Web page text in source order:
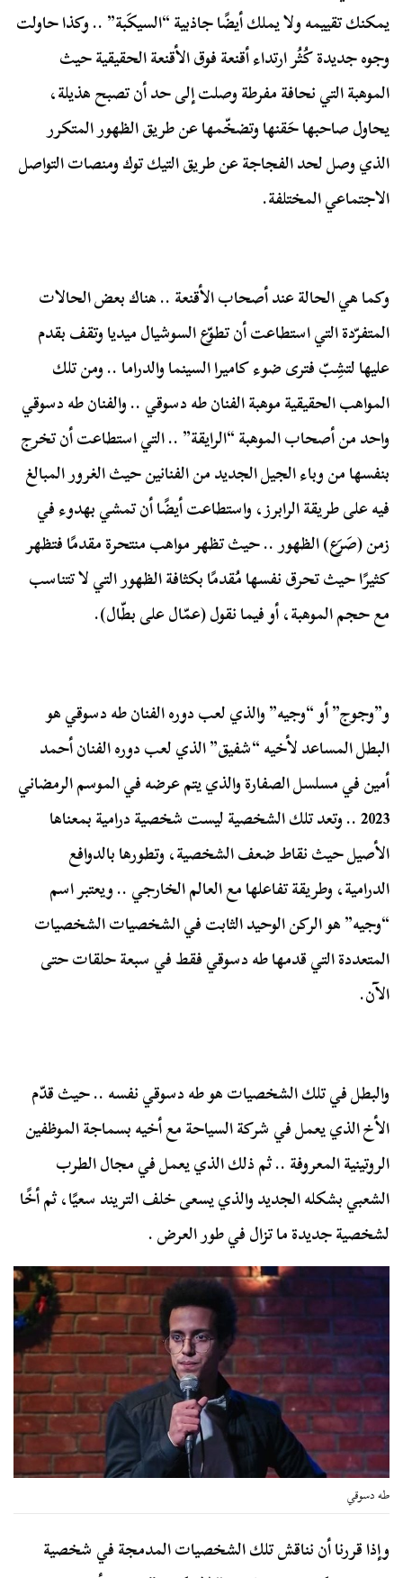
يمكنك تقييمه ولا يملك أيضًا جاذبية “السيكَبة” .. وكذا حاولت
وجوه جديدة كُثُر ارتداء أقنعة فوق الأقنعة الحقيقية حيث
الموهبة التي نحافة مفرطة وصلت إلى حد أن تصبح هذيلة،
يحاول صاحبها حَقنها وتضخّمها عن طريق الظهور المتكرر
الذي وصل لحد الفجاجة عن طريق التيك توك ومنصات التواصل
الاجتماعي المختلفة.
وكما هي الحالة عند أصحاب الأقنعة .. هناك بعض الحالات
المتفرّدة التي استطاعت أن تطوّع السوشيال ميديا وتقف بقدم
عليها لتشِبّ فترى ضوء كاميرا السينما والدراما .. ومن تلك
المواهب الحقيقية موهبة الفنان طه دسوقي .. والفنان طه دسوقي
واحد من أصحاب الموهبة “الرايقة” .. التي استطاعت أن تخرج
بنفسها من وباء الجيل الجديد من الفنانين حيث الغرور المبالغ
فيه على طريقة الرابرز، واستطاعت أيضًا أن تمشي بهدوء في
زمن (صَرَع) الظهور .. حيث تظهر مواهب منتحرة مقدمًا فتظهر
كثيرًا حيث تحرق نفسها مُقدمًا بكثافة الظهور التي لا تتناسب
مع حجم الموهبة، أو فيما نقول (عمّال على بطّال).
و”وجوج” أو “وجيه” والذي لعب دوره الفنان طه دسوقي هو
البطل المساعد لأخيه “شفيق” الذي لعب دوره الفنان أحمد
أمين في مسلسل الصفارة والذي يتم عرضه في الموسم الرمضاني
2023 .. وتعد تلك الشخصية ليست شخصية درامية بمعناها
الأصيل حيث نقاط ضعف الشخصية، وتطورها بالدوافع
الدرامية، وطريقة تفاعلها مع العالم الخارجي .. ويعتبر اسم
“وجيه” هو الركن الوحيد الثابت في الشخصيات الشخصيات
المتعددة التي قدمها طه دسوقي فقط في سبعة حلقات حتى
الآن.
والبطل في تلك الشخصيات هو طه دسوقي نفسه .. حيث قدّم
الأخ الذي يعمل في شركة السياحة مع أخيه بسماجة الموظفين
الروتينية المعروفة .. ثم ذلك الذي يعمل في مجال الطرب
الشعبي بشكله الجديد والذي يسعى خلف التريند سعيًا، ثم أخًا
لشخصية جديدة ما تزال في طور العرض .
طه دسوقي
وإذا قررنا أن نناقش تلك الشخصيات المدمجة في شخصية